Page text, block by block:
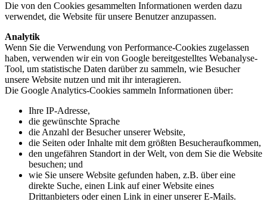
Die von den Cookies gesammelten Informationen werden dazu
verwendet, die Website für unsere Benutzer anzupassen.
Analytik
Wenn Sie die Verwendung von Performance-Cookies zugelassen
haben, verwenden wir ein von Google bereitgestelltes Webanalyse-
Tool, um statistische Daten darüber zu sammeln, wie Besucher
unsere Website nutzen und mit ihr interagieren.
Die Google Analytics-Cookies sammeln Informationen über:
Ihre IP-Adresse,
die gewünschte Sprache
die Anzahl der Besucher unserer Website,
die Seiten oder Inhalte mit dem größten Besucheraufkommen,
den ungefähren Standort in der Welt, von dem Sie die Website
besuchen; und
wie Sie unsere Website gefunden haben, z.B. über eine
direkte Suche, einen Link auf einer Website eines
Drittanbieters oder einen Link in einer unserer E-Mails.